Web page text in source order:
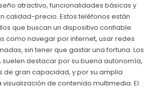
atractivo, funcionalidades básicas y
calidad-precio. Estos teléfonos están
que buscan un dispositivo confiable
como navegar por internet, usar redes
sin tener que gastar una fortuna. Los
destacar por su buena autonomía,
de gran capacidad, y por su amplia
de contenido multimedia. El